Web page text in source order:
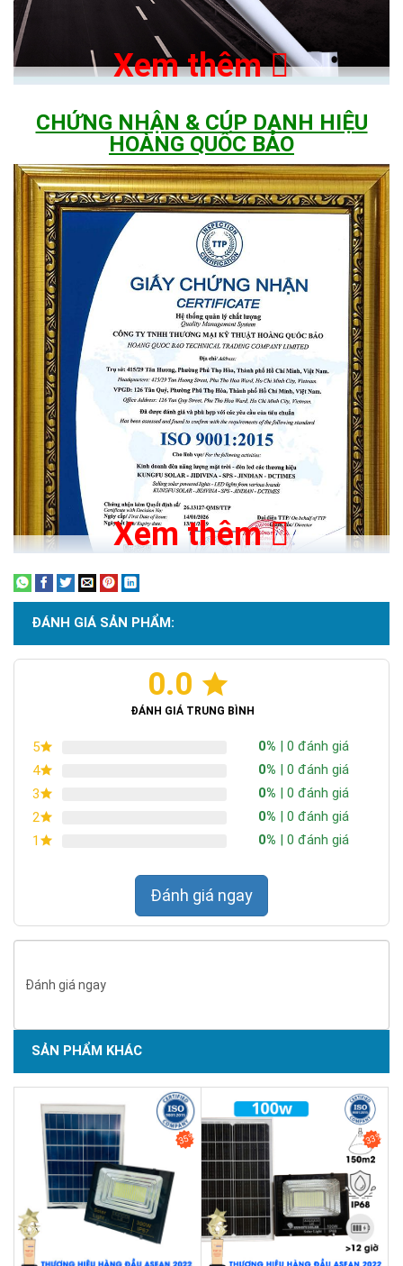
Ngoài khả năng chiếu sáng cực lớn lên đến 400m2, đèn năng
lượng mặt trời 300W còn có các ưu điểm như:
Độ bền:
Sản phẩm có độ bền cao, có thể thể sử dụng liên tục
lên đến 25 năm.
Thời gian sạc và sử dụng: Đèn có thể sử dụng liên tục lên
đến 12 giờ / ngày chỉ với 8 tiéng sạc.
Xem thêm
CHỨNG NHẬN & CÚP DANH HIỆU
HOÀNG QUỐC BẢO
Chứng nhận ISO 9001:2015
SẢN PHẨM CHẤT LƯỢNG - DỊCH VỤ TIN DÙNG LẦN VII - 2020
Xem thêm
ĐÁNH GIÁ SẢN PHẨM:
0.0
ĐÁNH GIÁ TRUNG BÌNH
5 0% | 0 đánh giá
4
0% | 0 đánh giá
3
0% | 0 đánh giá
2
0% | 0 đánh giá
1
0% | 0 đánh giá
Đánh giá ngay
Đánh giá ngay
SẢN PHẨM KHÁC
35% 33%